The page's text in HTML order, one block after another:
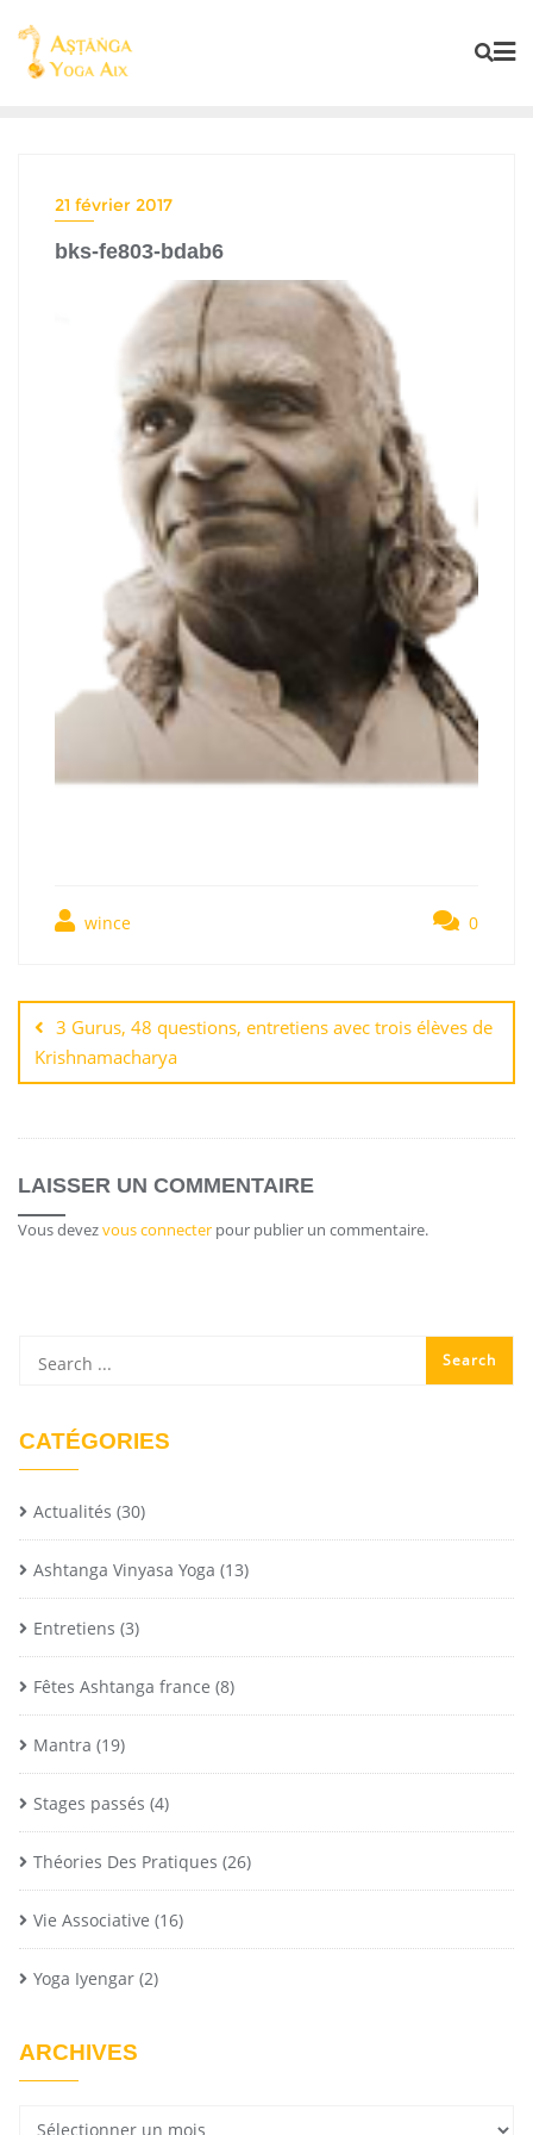
21 février 2017
bks-fe803-bdab6
wince 0
3 Gurus, 48 questions, entretiens avec trois élèves de
Krishnamacharya
LAISSER UN COMMENTAIRE
Vous devezvous connecter pour publier un commentaire.
CATÉGORIES
Actualités (30)
Ashtanga Vinyasa Yoga (13)
Entretiens (3)
Fêtes Ashtanga france (8)
Mantra (19)
Stages passés (4)
Théories Des Pratiques (26)
Vie Associative (16)
Yoga Iyengar (2)
ARCHIVES